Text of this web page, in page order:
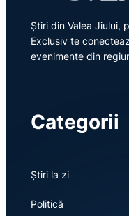
Știri din Valea Jiului,
Exclusiv te
evenimente din
Categorii
Știri la zi
Politică